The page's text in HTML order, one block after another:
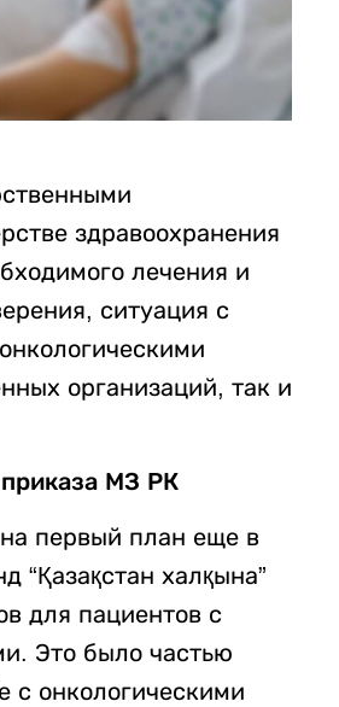
здравоохранения
лечения и
ситуация с
организаций, так и
МЗ РК
первый план еще в
“Қазақстан халқына”
для пациентов с
Это было частью
с онкологическими